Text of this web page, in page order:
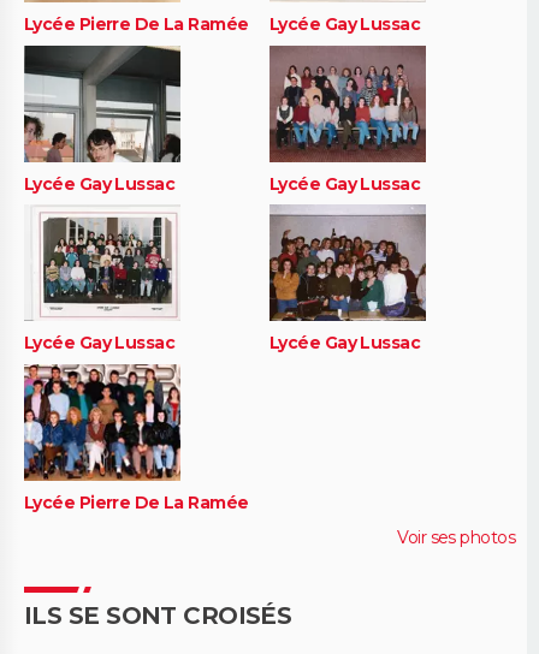
Lycée Pierre De La Ramée Lycée Gay Lussac
Lycée Gay Lussac Lycée Gay Lussac
Lycée Gay Lussac Lycée Gay Lussac
Lycée Pierre De La Ramée
Voir ses photos
ILS SE SONT CROISÉS